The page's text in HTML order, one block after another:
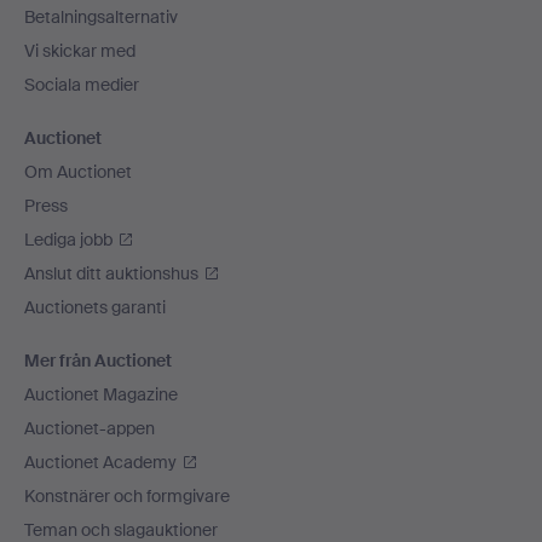
Betalningsalternativ
Vi skickar med
Sociala medier
Auctionet
Om Auctionet
Press
Lediga jobb
Anslut ditt auktionshus
Auctionets garanti
Mer från Auctionet
Auctionet Magazine
Auctionet-appen
Auctionet Academy
Konstnärer och formgivare
Teman och slagauktioner